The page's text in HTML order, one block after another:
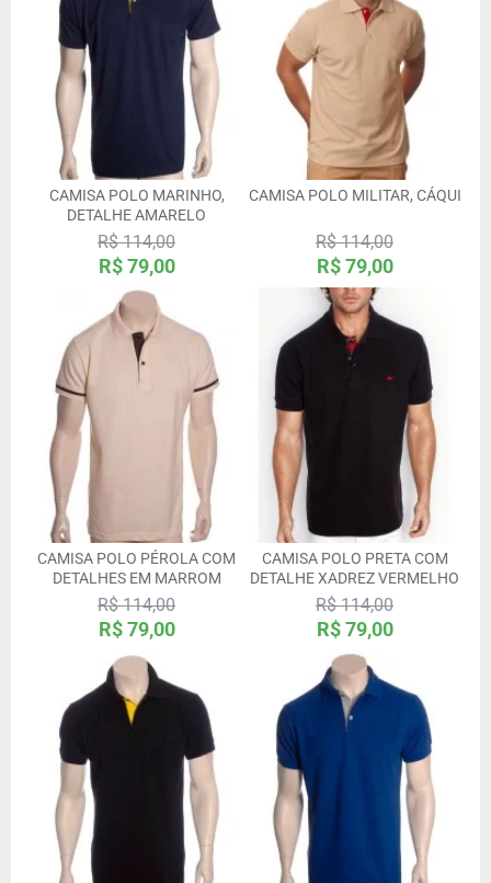
CAMISA POLO MARINHO,
DETALHE AMARELO
R$ 79,00
R$ 114,00
CAMISA POLO MILITAR, CÁQUI
R$ 79,00
R$ 114,00
CAMISA POLO PÉROLA COM
DETALHES EM MARROM
R$ 79,00
R$ 114,00
CAMISA POLO PRETA COM
DETALHE XADREZ VERMELHO
R$ 79,00
R$ 114,00